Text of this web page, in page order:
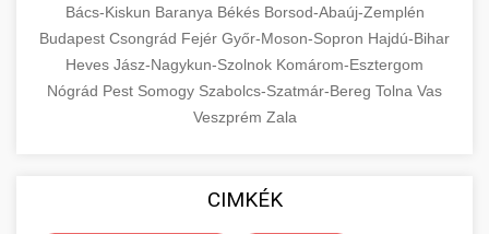
Bács-Kiskun Baranya Békés Borsod-Abaúj-Zemplén
Budapest Csongrád Fejér Győr-Moson-Sopron Hajdú-Bihar
Heves Jász-Nagykun-Szolnok Komárom-Esztergom
Nógrád Pest Somogy Szabolcs-Szatmár-Bereg Tolna Vas
Veszprém Zala
CIMKÉK